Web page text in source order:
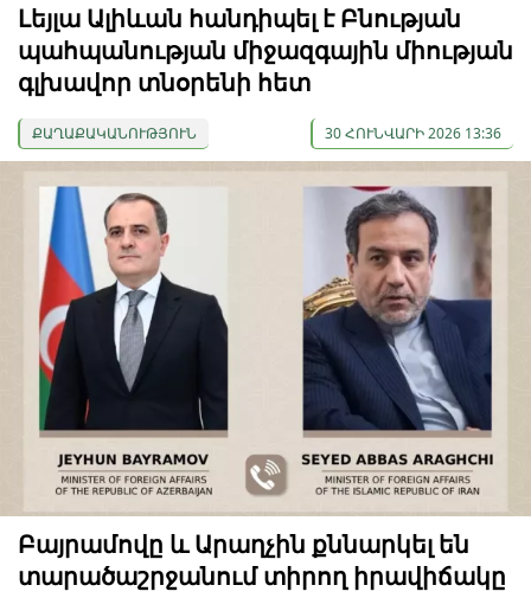
Լեյլա Ալիևան հանդիպել է Բնության
պահպանության միջազգային միության
գլխավոր տնօրենի հետ
ՔԱՂԱՔԱԿԱՆՈՒԹՅՈՒՆ 30 ՀՈՒՆՎԱՐԻ 2026 13:36
Բայրամովը և Արաղչին քննարկել են
տարածաշրջանում տիրող իրավիճակը